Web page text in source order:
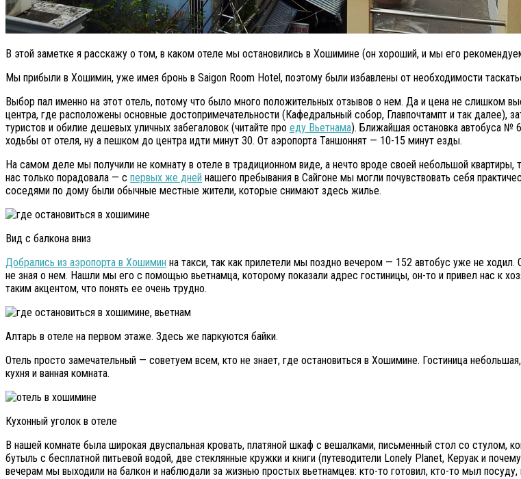
В этой заметке я расскажу о том, в каком отеле мы остановились в Хошимине (он хороший, и мы его
Мы прибыли в Хошимин, уже имея бронь в Saigon Room Hotel, поэтому были избавлены от необходимости
Выбор пал именно на этот отель, потому что было много положительных отзывов о нем. Да и цена не слишком
центра, где расположены основные достопримечательности (Кафедральный собор, Главпочтампт и так далее),
туристов и обилие дешевых уличных забегаловок (читайте про еду Вьетнама). Ближайшая остановка автобуса №
ходьбы от отеля, ну а пешком до центра идти минут 30. От аэропорта Таншоннят — 10-15 минут езды.
На самом деле мы получили не комнату в отеле в традиционном виде, а нечто вроде своей небольшой квартиры,
нас только порадовала — с первых же дней нашего пребывания в Сайгоне мы могли почувствовать себя
соседями по дому были обычные местные жители, которые снимают здесь жилье.
Вид с балкона вниз
Добрались из аэропорта в Хошимин на такси, так как прилетели мы поздно вечером — 152 автобус уже не
не зная о нем. Нашли мы его с помощью вьетнамца, которому показали адрес гостиницы, он-то и привел нас к
таким акцентом, что понять ее очень трудно.
Алтарь в отеле на первом этаже. Здесь же паркуются байки.
Отель просто замечательный — советуем всем, кто не знает, где остановиться в Хошимине. Гостиница
кухня и ванная комната.
Кухонный уголок в отеле
В нашей комнате была широкая двуспальная кровать, платяной шкаф с вешалками, письменный стол со стулом,
бутыль с бесплатной питьевой водой, две стеклянные кружки и книги (путеводители Lonely Planet, Керуак и
вечерам мы выходили на балкон и наблюдали за жизнью простых вьетнамцев: кто-то готовил, кто-то мыл посуду,